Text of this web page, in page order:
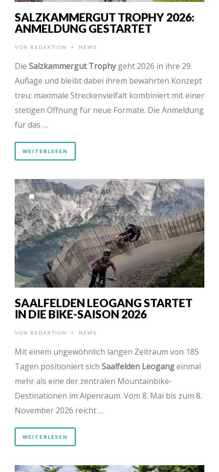
SALZKAMMERGUT TROPHY 2026:
ANMELDUNG GESTARTET
VON REDAKTION • NEWS
Die Salzkammergut Trophygeht 2026 in ihre 29.
Auflage und bleibt dabei ihrem bewährten Konzept
treu: maximale Streckenvielfalt kombiniert mit einer
stetigen Öffnung für neue Formate. Die Anmeldung
für das …
WEITERLESEN
AM 13.04.2026 UM 10:08
SAALFELDEN LEOGANG STARTET
IN DIE BIKE-SAISON 2026
VON REDAKTION • NEWS
Mit einem ungewöhnlich langen Zeitraum von 185
Tagen positioniert sich Saalfelden Leogangeinmal
mehr als eine der zentralen Mountainbike-
Destinationen im Alpenraum. Vom 8. Mai bis zum 8.
November 2026 reicht …
WEITERLESEN